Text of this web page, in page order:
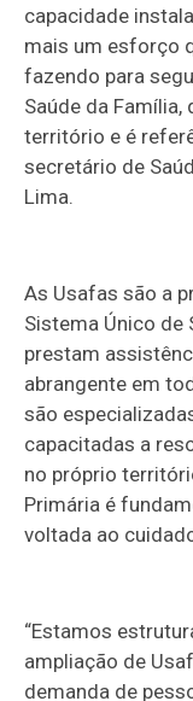
capacidade
mais um esforço
fazendo para
Saúde da
território e é
secretário de
Lima.
As Usafas são a
Sistema Único de
prestam
abrangente em
são
capacitadas a
no próprio
Primária é
voltada ao
“Estamos
ampliação de
demanda de